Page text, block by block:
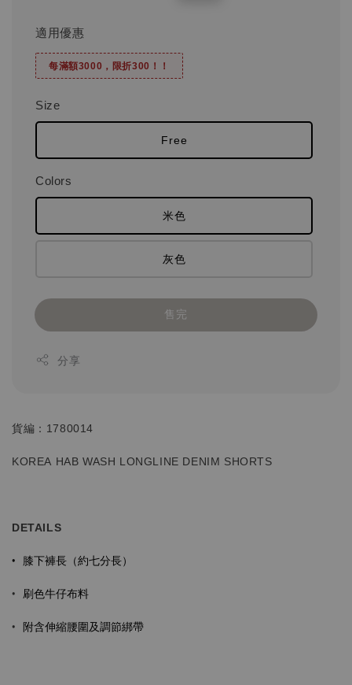
適用優惠
每滿額3000，限折300！！
Size
Free
Colors
米色
灰色
售完
分享
貨編：1780014
KOREA HAB WASH LONGLINE DENIM SHORTS
DETAILS
• 膝下褲長（約七分長）
• 刷色牛仔布料
• 附含伸縮腰圍及調節綁帶